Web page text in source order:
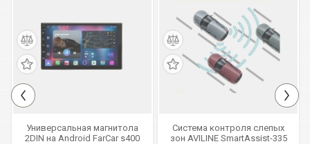
СКИДКА 2 100 РУБ
Универсальная магнитола
2DIN на Android FarCar s400
СКИДКА 13 000 РУБ
Система контроля слепых
зон AVILINE SmartAssist-335